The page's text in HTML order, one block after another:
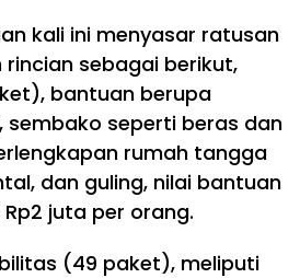
kali ini menyasar ratusan
sebagai berikut,
bantuan berupa
sembako seperti beras dan
rumah tangga
dan guling, nilai bantuan
juta per orang.
(49 paket), meliputi